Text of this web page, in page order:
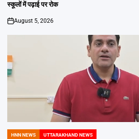
स्कूलों में पढ़ाई पर रोक
on
August 5, 2026
POSTED
HNN NEWS UTTARAKHAND NEWS